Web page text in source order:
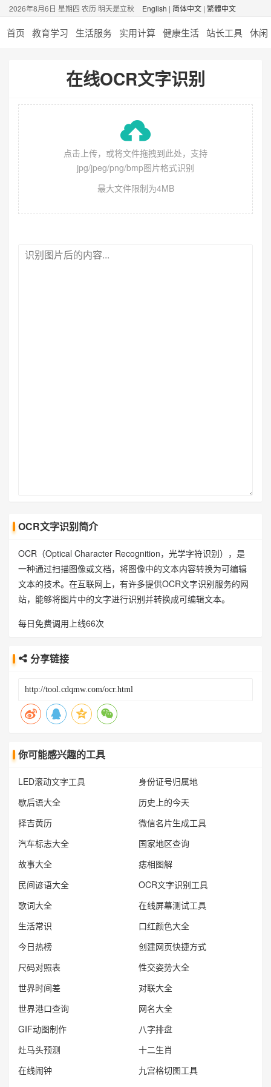
2026年8月6日 星期四 农历 明天是立秋 English | 简体中文 | 繁體中文
首页 教育学习 生活服务 实用计算 健康生活 站长工具 休闲
在线OCR文字识别
点击上传，或将文件拖拽到此处，支持
jpg/jpeg/png/bmp图片格式识别
最大文件限制为4MB
OCR文字识别简介
OCR（Optical Character Recognition，光学字符识别），是
一种通过扫描图像或文档，将图像中的文本内容转换为可编辑
文本的技术。在互联网上，有许多提供OCR文字识别服务的网
站，能够将图片中的文字进行识别并转换成可编辑文本。
每日免费调用上线66次
分享链接
你可能感兴趣的工具
LED滚动文字工具
身份证号归属地
歇后语大全
历史上的今天
择吉黄历
微信名片生成工具
汽车标志大全
国家地区查询
故事大全
痣相图解
民间谚语大全
OCR文字识别工具
歌词大全
在线屏幕测试工具
生活常识
口红颜色大全
今日热榜
创建网页快捷方式
尺码对照表
性交姿势大全
世界时间差
对联大全
世界港口查询
网名大全
GIF动图制作
八字排盘
灶马头预测
十二生肖
在线闹钟
九宫格切图工具